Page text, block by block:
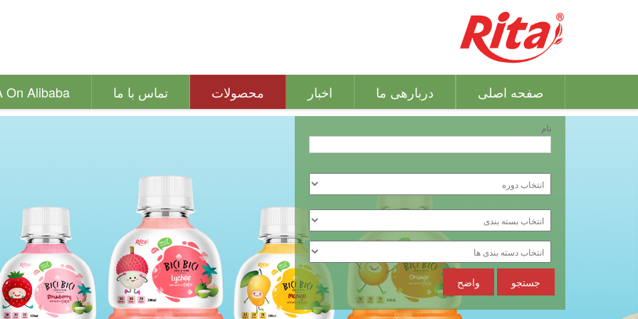
صفحه اصلی دربارهی ما اخبار محصولات تماس با ما On Alibaba
نام
جستجو واضح